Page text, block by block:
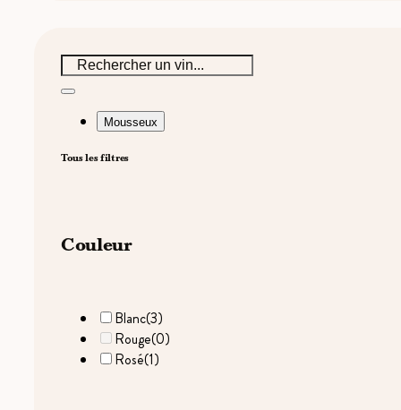
Mousseux
Tous les filtres
Couleur
Blanc(3)
Rouge(0)
Rosé(1)